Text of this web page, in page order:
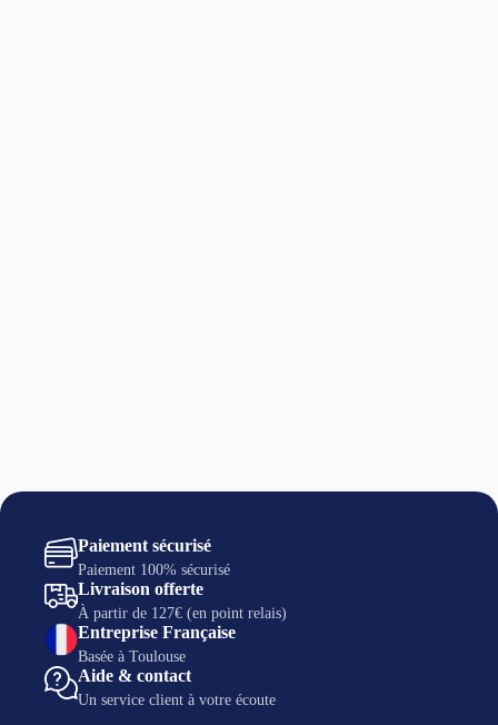
Paiement sécurisé
Paiement 100% sécurisé
Livraison offerte
À partir de 127€ (en point relais)
Entreprise Française
Basée à Toulouse
Aide & contact
Un service client à votre écoute